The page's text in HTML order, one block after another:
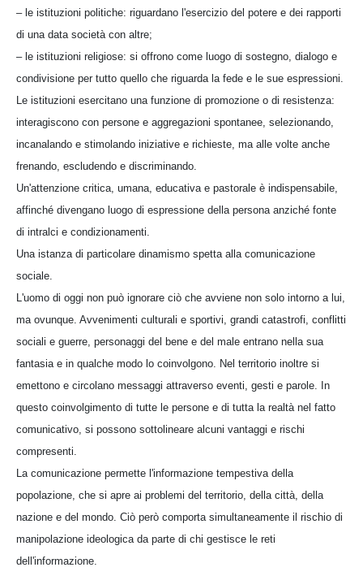
– le istituzioni politiche: riguardano l'esercizio del potere e dei rapporti
di una data società con altre;
– le istituzioni religiose: si offrono come luogo di sostegno, dialogo e
condivisione per tutto quello che riguarda la fede e le sue espressioni.
Le istituzioni esercitano una funzione di promozione o di resistenza:
interagiscono con persone e aggregazioni spontanee, selezionando,
incanalando e stimolando iniziative e richieste, ma alle volte anche
frenando, escludendo e discriminando.
Un'attenzione critica, umana, educativa e pastorale è indispensabile,
affinché divengano luogo di espressione della persona anziché fonte
di intralci e condizionamenti.
Una istanza di particolare dinamismo spetta alla comunicazione
sociale.
L'uomo di oggi non può ignorare ciò che avviene non solo intorno a lui,
ma ovunque. Avvenimenti culturali e sportivi, grandi catastrofi, conflitti
sociali e guerre, personaggi del bene e del male entrano nella sua
fantasia e in qualche modo lo coinvolgono. Nel territorio inoltre si
emettono e circolano messaggi attraverso eventi, gesti e parole. In
questo coinvolgimento di tutte le persone e di tutta la realtà nel fatto
comunicativo, si possono sottolineare alcuni vantaggi e rischi
compresenti.
La comunicazione permette l'informazione tempestiva della
popolazione, che si apre ai problemi del territorio, della città, della
nazione e del mondo. Ciò però comporta simultaneamente il rischio di
manipolazione ideologica da parte di chi gestisce le reti
dell'informazione.